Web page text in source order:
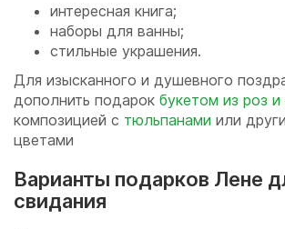
интересная книга;
наборы для ванны;
стильные украшения.
Для изысканного и душевного
дополнить подарок букетом из роз
композицией с тюльпанами или
цветами
Варианты подарков Лене
свидания